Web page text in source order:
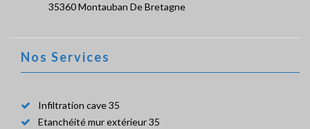
35360 Montauban De Bretagne
Nos Services
Infiltration cave 35
Etanchéité mur extérieur 35